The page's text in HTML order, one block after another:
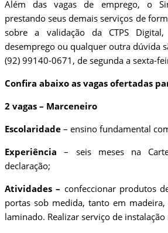
Além das vagas de emprego, o
prestando seus demais serviços de
sobre a validação da CTPS
desemprego ou qualquer outra dúvida
(92) 99140-0671, de segunda a sexta-
Confira abaixo as vagas ofertadas
2 vagas – Marceneiro
Escolaridade – ensino fundamental
Experiência – seis meses na
declaração;
Atividades – confeccionar produtos
portas sob medida, tanto em madeira,
laminado. Realizar serviço de instalação